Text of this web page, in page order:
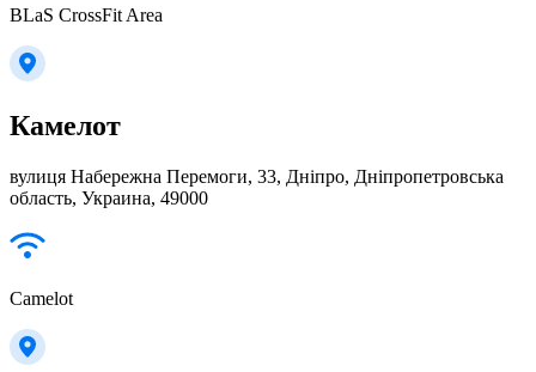
BLaS CrossFit Area
Камелот
вулиця Набережна Перемоги, 33, Дніпро, Дніпропетровська
область, Украина, 49000
Camelot